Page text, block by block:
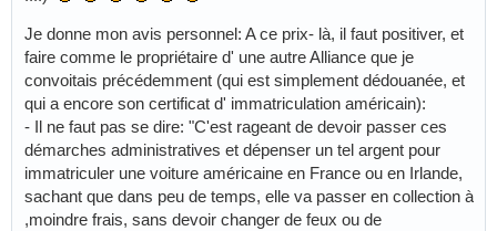
Je donne mon avis personnel: A ce prix- là, il faut positiver, et
faire comme le propriétaire d' une autre Alliance que je
convoitais précédemment (qui est simplement dédouanée, et
qui a encore son certificat d' immatriculation américain):
- Il ne faut pas se dire: "C'est rageant de devoir passer ces
démarches administratives et dépenser un tel argent pour
immatriculer une voiture américaine en France ou en Irlande,
sachant que dans peu de temps, elle va passer en collection à
,moindre frais, sans devoir changer de feux ou de